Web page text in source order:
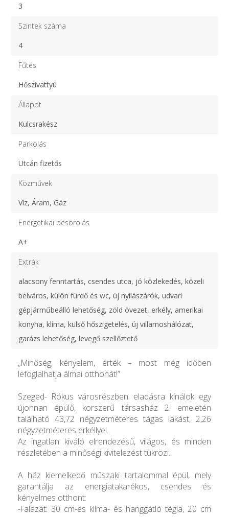
3
Szintek száma
4
Fűtés
Hőszivattyú
Állapot
Kulcsrakész
Parkolás
Utcán fizetős
Közművek
Víz, Áram, Gáz
Energetikai besorolás
A+
Extrák
alacsony fenntartás, csendes utca, jó közlekedés, közeli
belváros, külön fürdő és wc, új nyílászárók, udvari
gépjárműbeálló lehetőség, zöld övezet, erkély, amerikai
konyha, klíma, külső hőszigetelés, új villamoshálózat,
garázs lehetőség, levegő szellőztető
„Minőség, kényelem, érték – most még időben
lefoglalhatja álmai otthonát!”
Szeged- Rókus városrészben eladásra kínálok egy
újonnan épülő, korszerű társasház 2. emeletén
található 43,72 négyzetméteres tágas lakást, 2,26
négyzetméteres erkéllyel.
Az ingatlan kiváló elrendezésű, világos, és minden
részletében a minőségi kivitelezést tükrözi.
A ház kiemelkedő műszaki tartalommal épül, mely
garantálja az energiatakarékos, csendes és
kényelmes otthont:
-Falazat: 30 cm-es klíma- és hanggátló tégla, 20 cm